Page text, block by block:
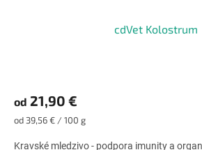
cdVet Kolostrum
produktu
4,7
z
od 21,90 €
Jednotková
od 39,56 € / 100 g
Kravské mledzivo - podpora imunity a